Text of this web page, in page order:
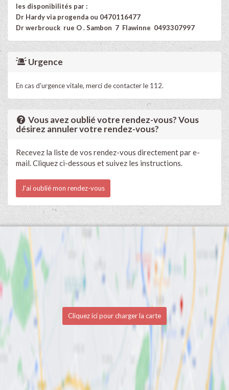
les disponibilités par :
Dr Hardy via progenda ou 0470116477
Dr werbrouck rue O . Sambon 7 Flawinne 0493307997
Urgence
En cas d'urgence vitale, merci de contacter le 112.
Vous avez oublié votre rendez-vous? Vous
désirez annuler votre rendez-vous?
Recevez la liste de vos rendez-vous directement par e-
mail. Cliquez ci-dessous et suivez les instructions.
J'ai oublié mon rendez-vous
Cliquez ici pour charger la carte